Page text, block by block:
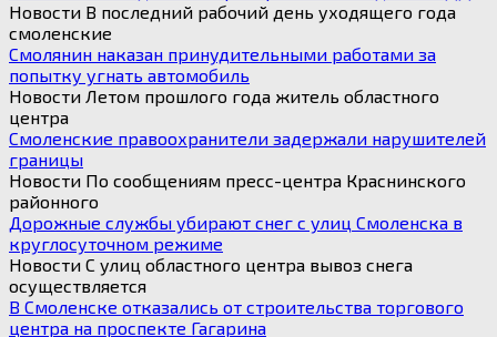
Новости В последний рабочий день уходящего года
смоленские
Смолянин наказан принудительными работами за
попытку угнать автомобиль
Новости Летом прошлого года житель областного
центра
Смоленские правоохранители задержали нарушителей
границы
Новости По сообщениям пресс-центра Краснинского
районного
Дорожные службы убирают снег с улиц Смоленска в
круглосуточном режиме
Новости С улиц областного центра вывоз снега
осуществляется
В Смоленске отказались от строительства торгового
центра на проспекте Гагарина